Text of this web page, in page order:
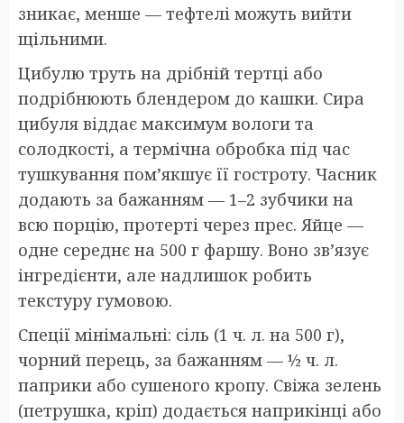
зникає, менше — тефтелі можуть вийти
щільними.
Цибулю труть на дрібній тертці або
подрібнюють блендером до кашки. Сира
цибуля віддає максимум вологи та
солодкості, а термічна обробка під час
тушкування пом’якшує її гостроту. Часник
додають за бажанням — 1–2 зубчики на
всю порцію, протерті через прес. Яйце —
одне середнє на 500 г фаршу. Воно зв’язує
інгредієнти, але надлишок робить
текстуру гумовою.
Спеції мінімальні: сіль (1 ч. л. на 500 г),
чорний перець, за бажанням — ½ ч. л.
паприки або сушеного кропу. Свіжа зелень
(петрушка, кріп) додається наприкінці або